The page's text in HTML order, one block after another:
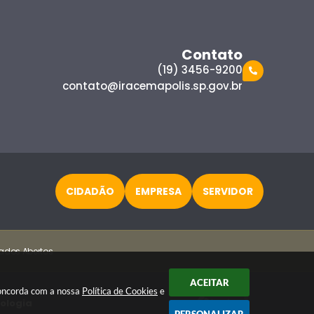
com a nossa Política de Cookies e
ACEITAR
Contato
(19) 3456-9200
contato@iracemapolis.sp.gov.br
CIDADÃO EMPRESA SERVIDOR
Abertos